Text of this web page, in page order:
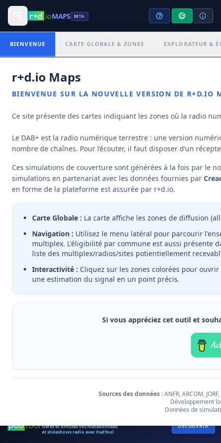
MAPS BETA
PARAMÈTRES D'AFFICHAGE
−
Leaflet|Gestion des cookies
Données de simulation de couverture parr+d.io/FMNET/Creacast
Gérez et diffusez vos métadonnées
et slideshows radio avec PadTool
DÉCOUVRIR
Dijon-Etendu
NOM DE L'ENSEMBLE CANAL • EID
OPÉRATEUR DE MUX
DAB
OPÉRATEUR TÊTE DE RÉSEAU
OPÉRATEUR(S) DE DIFFUSION
SITES D'ÉMISSION
BIENVENUE CARTE GLOBALE & ZONES EXPLORATEUR &
r+d.io Maps
BIENVENUE SUR LA NOUVELLE VERSION DE R+D.IO
Ce site présente des cartes indiquant les zones où la radio
Le DAB+ est la radio numérique terrestre : une version
nombre de chaînes. Pour l’écouter, il faut disposer d’un
Ces simulations de couverture sont générées à la fois par le
simulations en partenariat avec les données fournies par
en forme de la plateforme est assurée par r+d.io.
Carte Globale : La carte affiche les zones de diffusion
Navigation : Utilisez le menu latéral pour parcourir
multiplex. L'éligibilité par commune est aussi présente
liste des multiplex/radios/sites potientiellement
Interactivité : Cliquez sur les zones colorées pour
une estimation du signal en un point précis.
Si vous appréciez cet outil et
Sources des données :ANFR, ARCOM,
Développement
Données de